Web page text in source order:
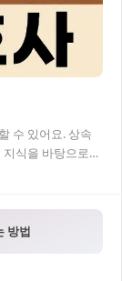
수 있어요. 상속
식을 바탕으로
방법